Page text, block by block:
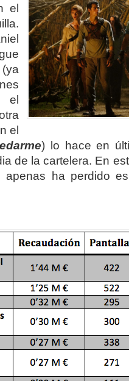
el
el
el
) lo hace en
de la cartelera. En
apenas ha perdido